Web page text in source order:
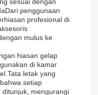
sesuai dengan
penggunaan
profesional di
mulus ke
hiasan gelap
di kamar
letak yang
setiap
ditunjuk, mengurangi